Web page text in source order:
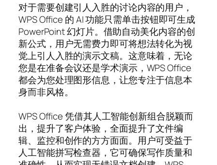
对于需要创建引人入胜的讨论内容的用户，
WPS Office 的 AI 功能只需单击按钮即可生成
PowerPoint 幻灯片。借助自动美化内容的创
新公式，用户无需费力即可将想法转化为视
觉上引人入胜的演示文稿。这意味着，无论
您是在准备会议还是学术演示，WPS Office
都会为您处理图形信息，让您专注于信息本
身而非风格。
WPS Office 凭借其人工智能创新组合脱颖而
出，提升了客户体验，全面提升了文件编
辑、监控和创作的方方面面。用户可受益于
人工智能拼写检查器，它可确保写作质量和